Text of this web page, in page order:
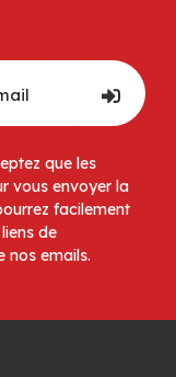
que les
vous envoyer la
facilement
de
nos emails.